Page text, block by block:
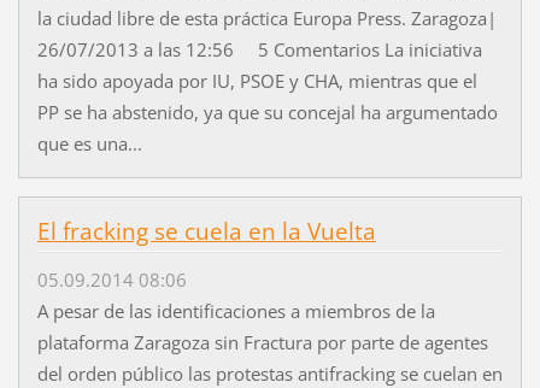
la ciudad libre de esta práctica Europa Press. Zaragoza|
26/07/2013 a las 12:56 5 Comentarios La iniciativa
ha sido apoyada por IU, PSOE y CHA, mientras que el
PP se ha abstenido, ya que su concejal ha argumentado
que es una...
El fracking se cuela en la Vuelta
05.09.2014 08:06
A pesar de las identificaciones a miembros de la
plataforma Zaragoza sin Fractura por parte de agentes
del orden público las protestas antifracking se cuelan en